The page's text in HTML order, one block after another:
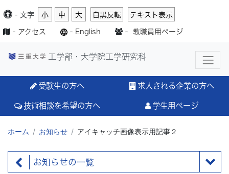
- 文字 小 中 大 白黒反転 テキスト表示
- アクセス - English - 教職員用ページ
工学部・大学院工学研究科
受験生の方へ 求人される企業の方へ
技術相談を希望の方へ 学生用ページ
ホーム お知らせ アイキャッチ画像表示用記事２
お知らせの一覧